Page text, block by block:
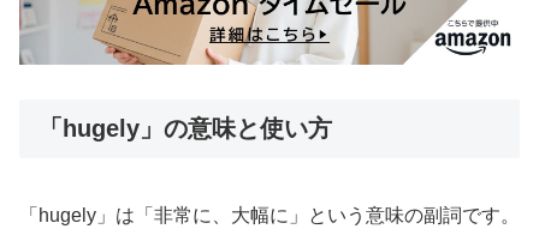
「hugely」の意味と使い方
「hugely」は「非常に、大幅に」という意味の副詞です。